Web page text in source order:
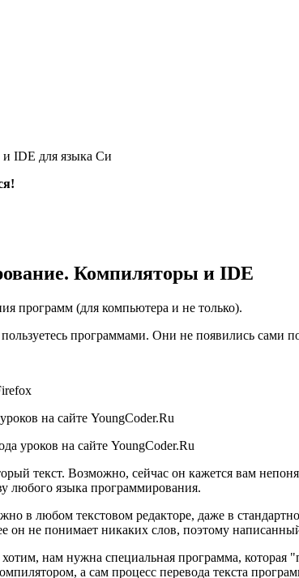
IDE для языка Си
Компиляторы и IDE
программ (для компьютера и не только).
программами. Они не появились сами
уроков на сайте YoungCoder.Ru
текст. Возможно, сейчас он кажется вам
любого языка программирования.
в любом текстовом редакторе, даже в
он не понимает никаких слов, поэтому
нам нужна специальная программа,
, а сам процесс перевода текста